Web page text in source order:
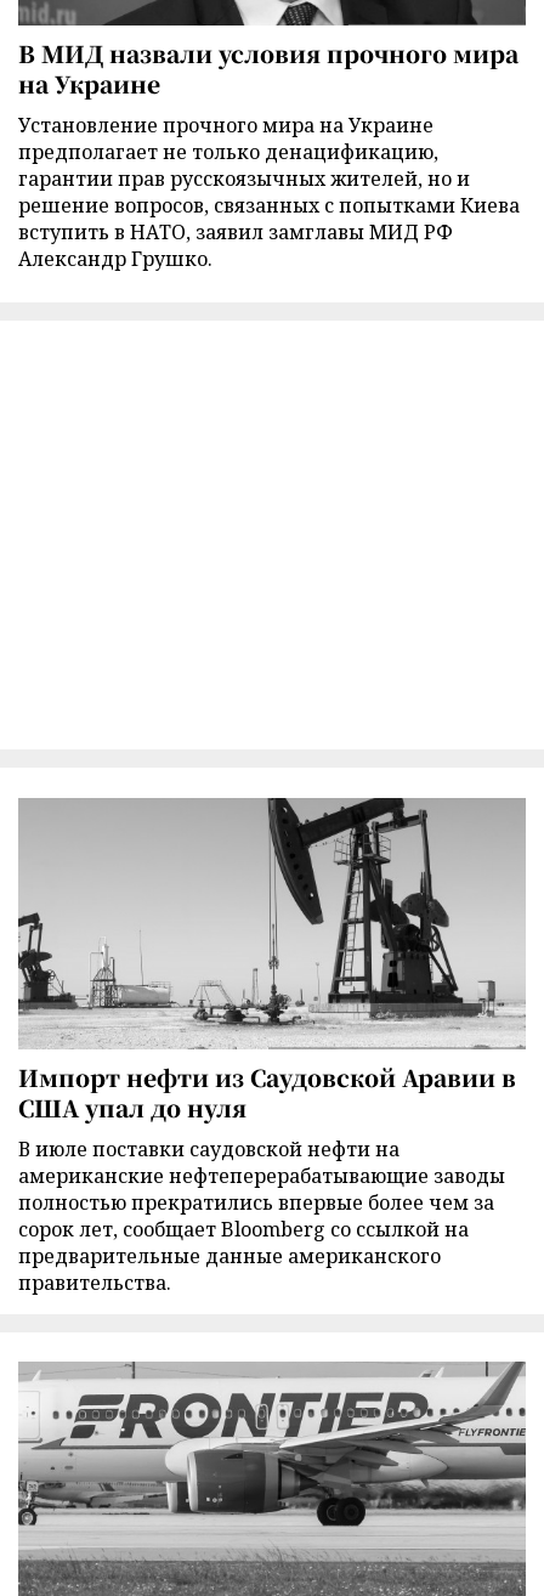
В МИД назвали условия прочного мира
на Украине
Установление прочного мира на Украине
предполагает не только денацификацию,
гарантии прав русскоязычных жителей, но и
решение вопросов, связанных с попытками Киева
вступить в НАТО, заявил замглавы МИД РФ
Александр Грушко.
Импорт нефти из Саудовской Аравии в
США упал до нуля
В июле поставки саудовской нефти на
американские нефтеперерабатывающие заводы
полностью прекратились впервые более чем за
сорок лет, сообщает Bloomberg со ссылкой на
предварительные данные американского
правительства.